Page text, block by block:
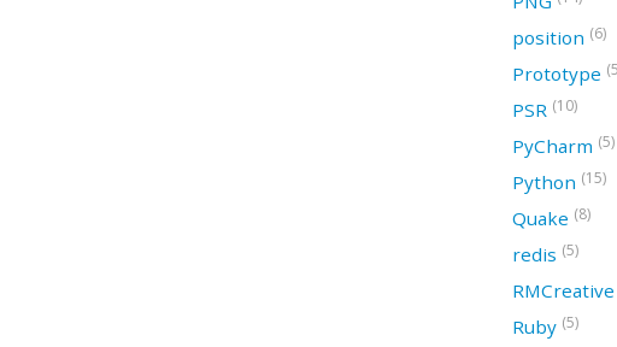
position (6)
Prototype
PSR (10)
PyCharm (5)
Python (15)
Quake (8)
redis (5)
RMCreative
Ruby (5)